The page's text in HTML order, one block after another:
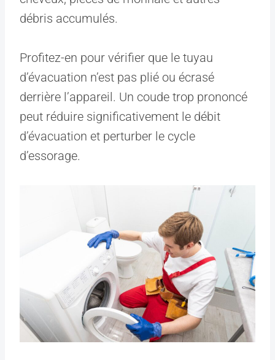
débris accumulés.
Profitez-en pour vérifier que le tuyau
d’évacuation n’est pas plié ou écrasé
derrière l’appareil. Un coude trop prononcé
peut réduire significativement le débit
d’évacuation et perturber le cycle
d’essorage.